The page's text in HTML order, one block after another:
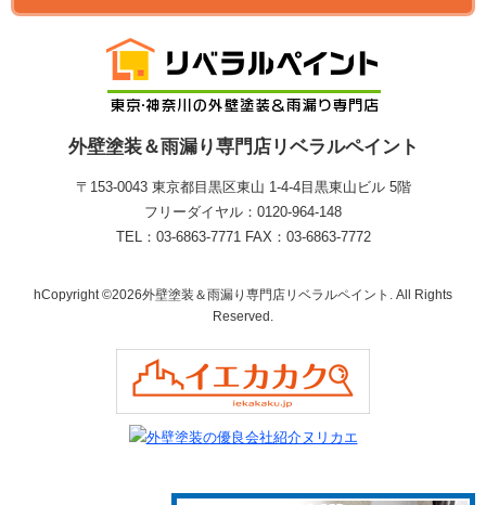
外壁塗装＆雨漏り専門店リベラルペイント
〒153-0043 東京都目黒区東山 1‐4‐4目黒東山ビル 5階
フリーダイヤル：0120-964-148
TEL：03-6863-7771 FAX：03-6863-7772
hCopyright ©2026外壁塗装＆雨漏り専門店リベラルペイント. All Rights
Reserved.